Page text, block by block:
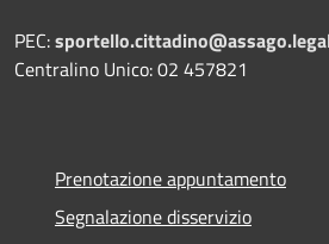
PEC:
Centralino Unico: 02 457821
Prenotazione appuntamento
Segnalazione disservizio